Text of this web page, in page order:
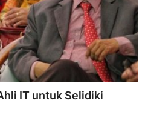
IT untuk Selidiki